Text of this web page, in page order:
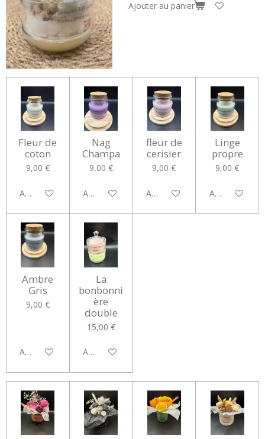
Ajouter au panier
Fleur de
coton
9,00 €
Ajouter au panier
Nag
Champa
9,00 €
Ajouter au panier
fleur de
cerisier
9,00 €
Ajouter au panier
Linge
propre
9,00 €
Ajouter au
Ambre
Gris
9,00 €
Ajouter au panier
La
bonbonni
ère
double
15,00 €
Ajouter au panier